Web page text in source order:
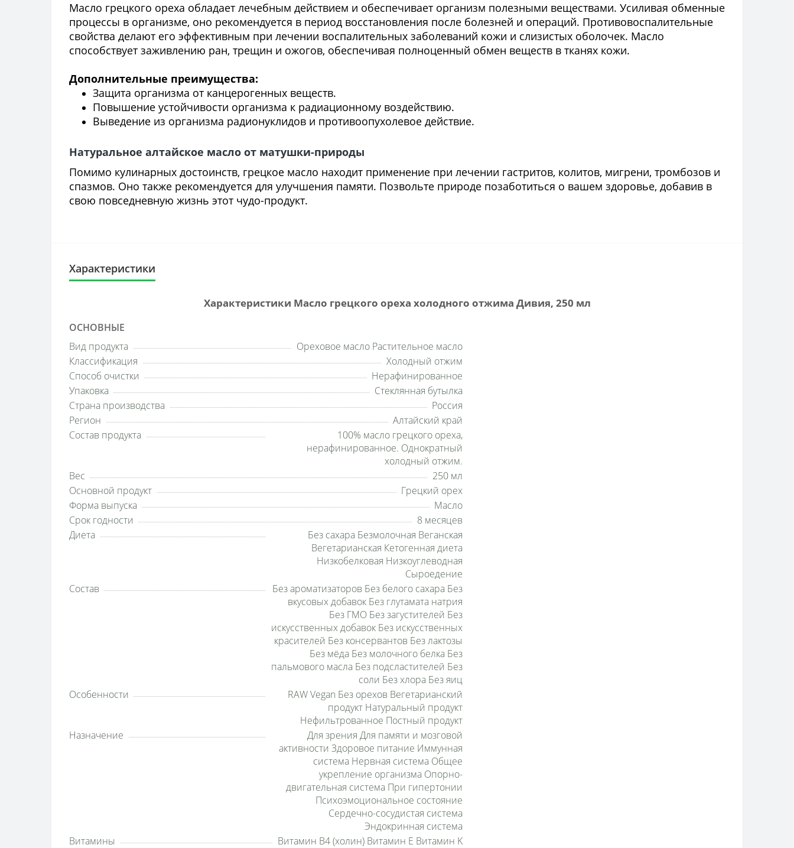
Масло грецкого ореха обладает лечебным действием и обеспечивает организм полезными веществами. Усиливая обменные
процессы в организме, оно рекомендуется в период восстановления после болезней и операций. Противовоспалительные
свойства делают его эффективным при лечении воспалительных заболеваний кожи и слизистых оболочек. Масло
способствует заживлению ран, трещин и ожогов, обеспечивая полноценный обмен веществ в тканях кожи.
Дополнительные преимущества:
Защита организма от канцерогенных веществ.
Повышение устойчивости организма к радиационному воздействию.
Выведение из организма радионуклидов и противоопухолевое действие.
Натуральное алтайское масло от матушки-природы
Помимо кулинарных достоинств, грецкое масло находит применение при лечении гастритов, колитов, мигрени, тромбозов и
спазмов. Оно также рекомендуется для улучшения памяти. Позвольте природе позаботиться о вашем здоровье, добавив в
свою повседневную жизнь этот чудо-продукт.
Характеристики
Характеристики Масло грецкого ореха холодного отжима Дивия, 250 мл
ОСНОВНЫЕ
Вид продукта
Ореховое масло Растительное масло
Классификация
Холодный отжим
Способ очистки
Нерафинированное
Упаковка
Стеклянная бутылка
Страна производства
Россия
Регион
Алтайский край
Состав продукта
100% масло грецкого ореха,
нерафинированное. Однократный
холодный отжим.
Вес
250 мл
Основной продукт
Грецкий орех
Форма выпуска
Масло
Срок годности
8 месяцев
Диета
Без сахара Безмолочная Веганская
Вегетарианская Кетогенная диета
Низкобелковая Низкоуглеводная
Сыроедение
Состав
Без ароматизаторов Без белого сахара Без
вкусовых добавок Без глутамата натрия
Без ГМО Без загустителей Без
искусственных добавок Без искусственных
красителей Без консервантов Без лактозы
Без мёда Без молочного белка Без
пальмового масла Без подсластителей Без
соли Без хлора Без яиц
Особенности
RAW Vegan Без орехов Вегетарианский
продукт Натуральный продукт
Нефильтрованное Постный продукт
Назначение
Для зрения Для памяти и мозговой
активности Здоровое питание Иммунная
система Нервная система Общее
укрепление организма Опорно-
двигательная система При гипертонии
Психоэмоциональное состояние
Сердечно-сосудистая система
Эндокринная система
Витамины
Витамин B4 (холин) Витамин E Витамин K